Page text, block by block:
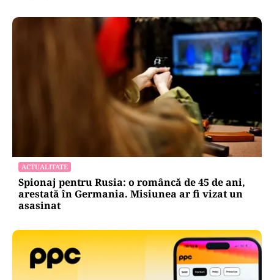
ACTUALITATE
Spionaj pentru Rusia: o româncă de 45 de ani,
arestată în Germania. Misiunea ar fi vizat un
asasinat